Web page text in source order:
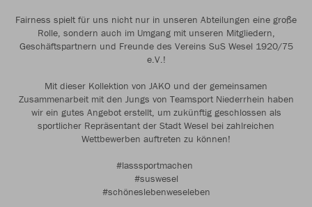
Fairness spielt für uns nicht nur in unseren Abteilungen eine große
Rolle, sondern auch im Umgang mit unseren Mitgliedern,
Geschäftspartnern und Freunde des Vereins SuS Wesel 1920/75
e.V.!
Mit dieser Kollektion von JAKO und der gemeinsamen
Zusammenarbeit mit den Jungs von Teamsport Niederrhein haben
wir ein gutes Angebot erstellt, um zukünftig geschlossen als
sportlicher Repräsentant der Stadt Wesel bei zahlreichen
Wettbewerben auftreten zu können!
#lasssportmachen
#suswesel
#schöneslebenweseleben